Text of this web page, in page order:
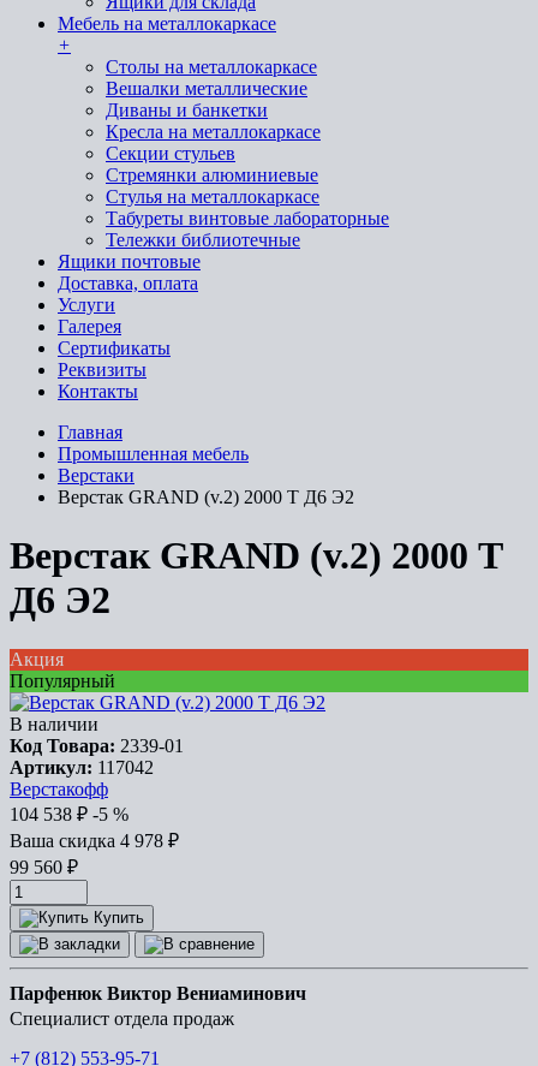
Мебель на металлокаркасе
+
Cтолы на металлокаркасе
Вешалки металлические
Диваны и банкетки
Кресла на металлокаркасе
Секции стульев
Стремянки алюминиевые
Стулья на металлокаркасе
Табуреты винтовые лабораторные
Тележки библиотечные
Ящики почтовые
Доставка, оплата
Услуги
Галерея
Сертификаты
Реквизиты
Контакты
Главная
Промышленная мебель
Верстаки
Верстак GRAND (v.2) 2000 Т Д6 Э2
Верстак GRAND (v.2) 2000 Т
Д6 Э2
Акция
Популярный
В наличии
Код Товара: 2339-01
Артикул: 117042
Верстакофф
104 538 ₽ -5 %
Ваша cкидка 4 978 ₽
99 560 ₽
Купить
Парфенюк Виктор Вениаминович
Специалист отдела продаж
+7 (812) 553-95-71